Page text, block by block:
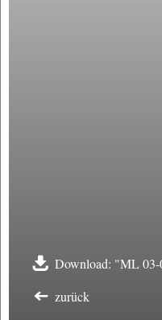
Download: "ML 03-
zurück